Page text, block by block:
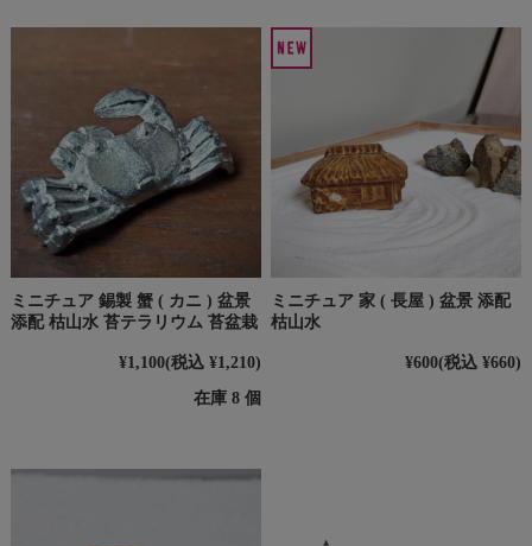
ミニチュア 錫製 蟹 ( カニ ) 盆景
添配 枯山水 苔テラリウム 苔盆栽
¥1,100(税込 ¥1,210)
在庫 8 個
ミニチュア 家 ( 長屋 ) 盆景 添配
枯山水
¥600(税込 ¥660)